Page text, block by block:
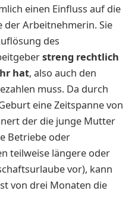
einen Einfluss auf die
Arbeitnehmerin. Sie
des
streng rechtlich
hat, also auch den
muss. Da durch
eine Zeitspanne von
der die junge Mutter
Betriebe oder
teilweise längere oder
vor), kann
von drei Monaten die